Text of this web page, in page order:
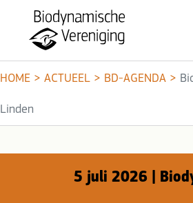
HOME > ACTUEEL > BD-AGENDA >
Linden
5 juli 2026 |